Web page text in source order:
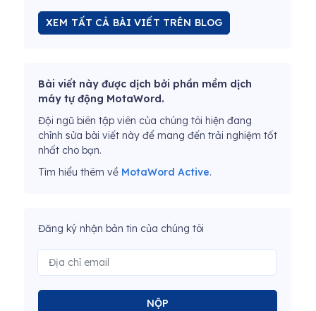
XEM TẤT CẢ BÀI VIẾT TRÊN BLOG
Bài viết này được dịch bởi phần mềm dịch
máy tự động MotaWord.
Đội ngũ biên tập viên của chúng tôi hiện đang
chỉnh sửa bài viết này để mang đến trải nghiệm tốt
nhất cho bạn.
Tìm hiểu thêm về MotaWord Active.
Đăng ký nhận bản tin của chúng tôi
NỘP